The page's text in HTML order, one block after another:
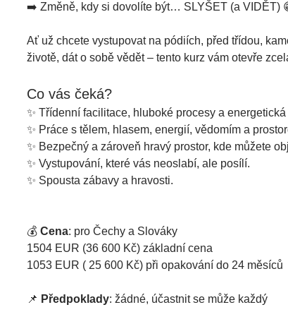
➡️ Změně, kdy si dovolíte být… SLYŠET (a VIDĚT)
Ať už chcete vystupovat na pódiích, před třídou,
životě, dát o sobě vědět – tento kurz vám otevře
Co vás čeká?
✨ Třídenní facilitace, hluboké procesy a
✨ Práce s tělem, hlasem, energií, vědomím a
✨ Bezpečný a zároveň hravý prostor, kde můžete
✨ Vystupování, které vás neoslabí, ale posílí.
✨ Spousta zábavy a hravosti.
💰 Cena: pro Čechy a Slováky
1504 EUR (36 600 Kč) základní cena
1053 EUR ( 25 600 Kč) při opakování do 24 měsíců
📌 Předpoklady: žádné, účastnit se může každý